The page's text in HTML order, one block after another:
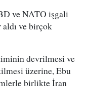
ve NATO işgali
aldı ve birçok
devrilmesi ve
üzerine, Ebu
birlikte İran